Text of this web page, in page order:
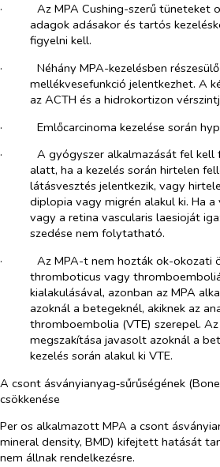
·​
Az MPA Cushing-szerű tüneteket
adagok adásakor és tartós
figyelni kell.
·​
Néhány MPA-kezelésben
mellékvesefunkció jelentkezhet. A
az ACTH és a hidrokortizon
·​
Emlőcarcinoma kezelése során
·​
A gyógyszer alkalmazását fel kell
alatt, ha a kezelés során hirtelen
látásvesztés jelentkezik, vagy
diplopia vagy migrén alakul ki. Ha
vagy a retina vascularis laesioját
szedése nem folytatható.
·​
Az MPA-t nem hozták ok-okozati
thromboticus vagy
kialakulásával, azonban az MPA
azoknál a betegeknél, akiknek az
thromboembolia (VTE) szerepel.
megszakítása javasolt azoknál a
kezelés során alakul ki VTE.
A csont ásványianyag‑sűrűségének
csökkenése
Per os alkalmazott MPA a csont
mineral density, BMD) kifejtett hatását
nem állnak rendelkezésre.